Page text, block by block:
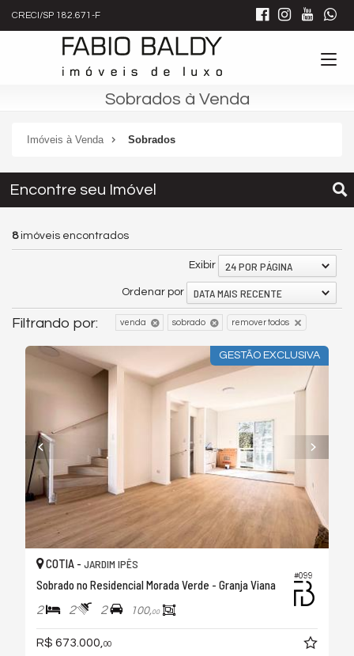
CRECI/SP 182.671-F
Sobrados à Venda
Imóveis à Venda Sobrados
Encontre seu Imóvel
8imóveis encontrados
Exibir 24 POR PÁGINA
Ordenar por DATA MAIS RECENTE
Filtrando por: venda sobrado remover todos
GESTÃO EXCLUSIVA
#099
COTIA - JARDIM IPÊS
Sobrado no Residencial Morada Verde - Granja Viana
2 2 2 100,00
R$ 673.000, 00